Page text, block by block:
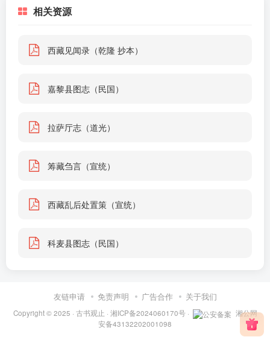
相关资源
西藏见闻录（乾隆 抄本）
嘉黎县图志（民国）
拉萨厅志（道光）
筹藏刍言（宣统）
西藏乱后处置策（宣统）
科麦县图志（民国）
友链申请 免责声明 广告合作 关于我们
Copyright © 2025 · 古书观止 · 湘ICP备2024060170号·
湘公网
安备43132202001098